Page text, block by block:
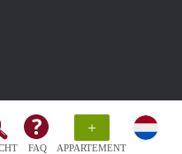
FAQ
+
APPARTEMENT